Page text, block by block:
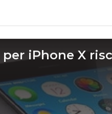
per iPhone X